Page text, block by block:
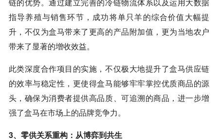
指导养殖与销售环节，成功将单只羊的综合价值大幅提
升，不仅为盒马带来了更高的产品附加值，更为当地农户
带来了显著的增收效益。
此类深度合作项目的实施，不仅极大地提升了盒马供应链
的效率与稳定性，更使得盒马能够牢牢掌控优质商品的源
头，确保为消费者提供高品质、可追溯的商品，进一步增
强了盒马在市场上的品牌竞争力。
3、零供关系重构：从博弈到共生